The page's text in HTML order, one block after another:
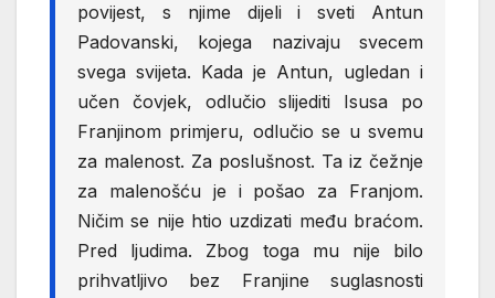
povijest, s njime dijeli i sveti Antun
Padovanski, kojega nazivaju svecem
svega svijeta. Kada je Antun, ugledan i
učen čovjek, odlučio slijediti Isusa po
Franjinom primjeru, odlučio se u svemu
za malenost. Za poslušnost. Ta iz čežnje
za malenošću je i pošao za Franjom.
Ničim se nije htio uzdizati među braćom.
Pred ljudima. Zbog toga mu nije bilo
prihvatljivo bez Franjine suglasnosti